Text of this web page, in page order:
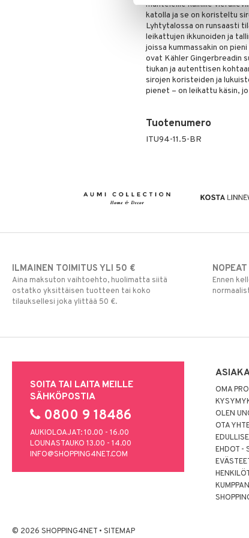
manteleille kaikille
katolla ja se on koristeltu
Lyhtytalossa on runsaasti
leikattujen ikkunoiden ja
joissa kummassakin on
ovat Kähler Gingerbreadin
tiukan ja autenttisen
sirojen koristeiden ja
pienet – on leikattu käsin,
Tuotenumero
ITU94-11.5-BR
ILMAINEN TOIMITUS YLI 50 €
Aina maksuton vaihtoehto, huolimatta siitä
ostatko yksittäisen tuotteen tai koko
tilauksellesi joka ylittää 50 €.
Ennen
SOITA TAI LAITA MEILLE
SÄHKÖPOSTIA
0800 9 18486
AUKIOLOAJAT: 10.00 - 16.00
LOUNASTAUKO 13.00 - 14.00
INFO@SHOPPING4NET.COM
OMA
OLEN
OTA
EHDOT -
© 2026 SHOPPING4NET • SITEMAP